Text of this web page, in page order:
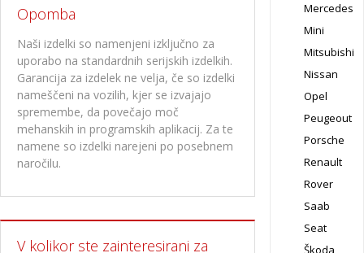
Opomba
Naši izdelki so namenjeni izključno za
uporabo na standardnih serijskih izdelkih.
Garancija za izdelek ne velja, če so izdelki
nameščeni na vozilih, kjer se izvajajo
spremembe, da povečajo moč
mehanskih in programskih aplikacij. Za te
namene so izdelki narejeni po posebnem
naročilu.
V kolikor ste zainteresirani za
Mercedes
Mini
Mitsubishi
Nissan
Opel
Peugeout
Porsche
Renault
Rover
Saab
Seat